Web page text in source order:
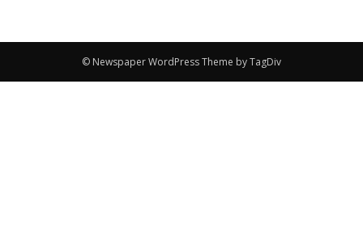
© Newspaper WordPress Theme by TagDiv